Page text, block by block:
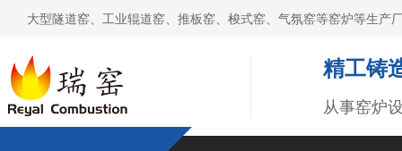
大型隧道窑、工业辊道窑、推板窑、梭式窑、气氛窑等窑炉等生产
精工铸
从事窑炉